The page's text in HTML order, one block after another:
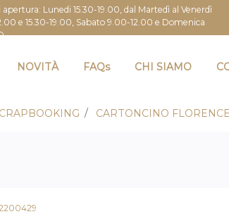
apertura: Lunedi 15.30-19.00, dal Martedì al Venerdì
e 15.30-19.00, Sabato 9.00-12.00 e Domenica
NOVITÀ FAQs CHI SIAMO
CARTONCINO